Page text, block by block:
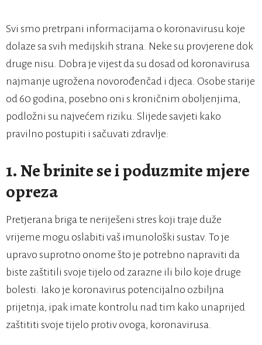
Svi smo pretrpani informacijama o koronavirusu koje
dolaze sa svih medijskih strana. Neke su provjerene dok
druge nisu. Dobra je vijest da su dosad od koronavirusa
najmanje ugrožena novorođenčad i djeca. Osobe starije
od 60 godina, posebno oni s kroničnim oboljenjima,
podložni su najvećem riziku. Slijede savjeti kako
pravilno postupiti i sačuvati zdravlje:
1. Ne brinite se i poduzmite mjere
opreza
Pretjerana briga te neriješeni stres koji traje duže
vrijeme mogu oslabiti vaš imunološki sustav. To je
upravo suprotno onome što je potrebno napraviti da
biste zaštitili svoje tijelo od zarazne ili bilo koje druge
bolesti. Iako je koronavirus potencijalno ozbiljna
prijetnja, ipak imate kontrolu nad tim kako unaprijed
zaštititi svoje tijelo protiv ovoga, koronavirusa.